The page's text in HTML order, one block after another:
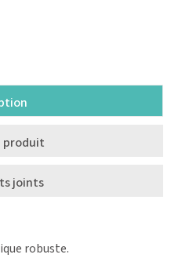
produit
joints
robuste.